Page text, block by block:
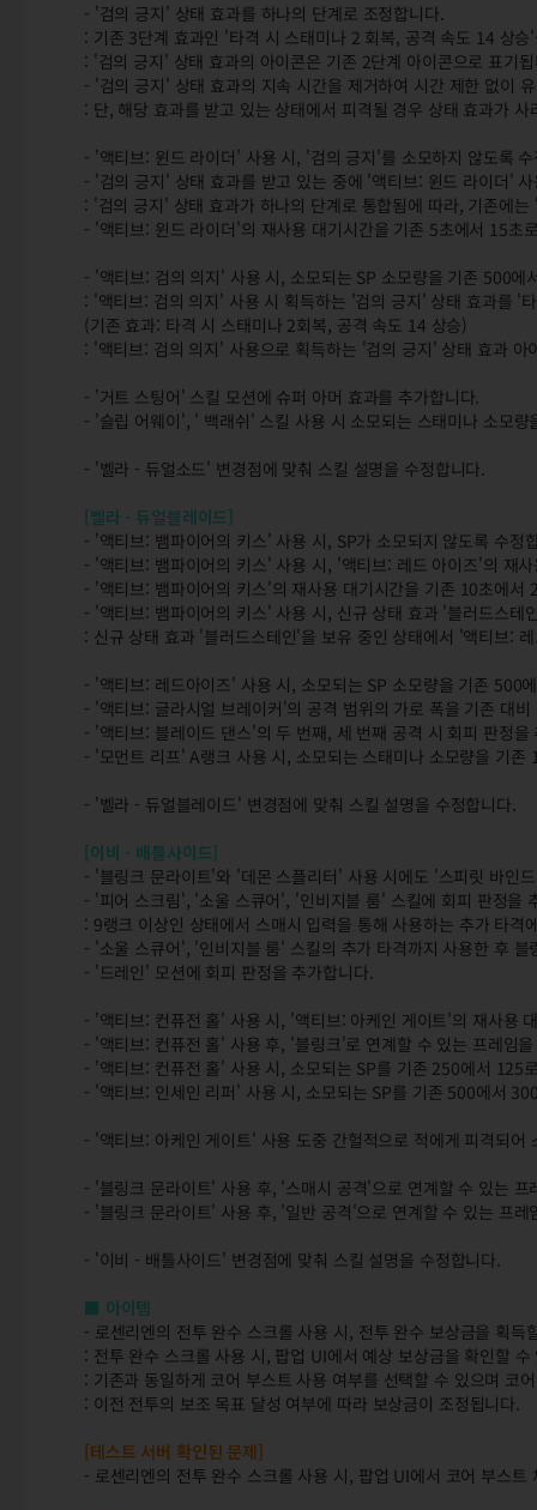
- '검의 긍지' 상태 효과를 하나의 단계로 조정합니다.
: 기존 3단계 효과인 '타격 시 스태미나 2 회복, 공격 속도 14 상
: '검의 긍지' 상태 효과의 아이콘은 기존 2단계 아이콘으로 표기
- '검의 긍지' 상태 효과의 지속 시간을 제거하여 시간 제한 없이
: 단, 해당 효과를 받고 있는 상태에서 피격될 경우 상태 효과가
- '액티브: 윈드 라이더' 사용 시, '검의 긍지'를 소모하지 않도록
- '검의 긍지' 상태 효과를 받고 있는 중에 '액티브: 윈드 라이더'
: '검의 긍지' 상태 효과가 하나의 단계로 통합됨에 따라, 기존에
- '액티브: 윈드 라이더'의 재사용 대기시간을 기존 5초에서 15초
- '액티브: 검의 의지' 사용 시, 소모되는 SP 소모량을 기존 500
: '액티브: 검의 의지' 사용 시 획득하는 '검의 긍지' 상태 효과를 '
(기존 효과: 타격 시 스태미나 2회복, 공격 속도 14 상승)
: '액티브: 검의 의지' 사용으로 획득하는 '검의 긍지' 상태 효과 아
- '거트 스팅어' 스킬 모션에 슈퍼 아머 효과를 추가합니다.
- '슬립 어웨이', ' 백래쉬' 스킬 사용 시 소모되는 스태미나 소모
- '벨라 - 듀얼소드' 변경점에 맞춰 스킬 설명을 수정합니다.
[벨라 - 듀얼블레이드]
- '액티브: 뱀파이어의 키스' 사용 시, SP가 소모되지 않도록 수정
- '액티브: 뱀파이어의 키스' 사용 시, '액티브: 레드 아이즈'의 재
- '액티브: 뱀파이어의 키스'의 재사용 대기시간을 기존 10초에서
- '액티브: 뱀파이어의 키스' 사용 시, 신규 상태 효과 '블러드스테
: 신규 상태 효과 '블러드스테인'을 보유 중인 상태에서 '액티브:
- '액티브: 레드아이즈' 사용 시, 소모되는 SP 소모량을 기존 500
- '액티브: 글라시얼 브레이커'의 공격 범위의 가로 폭을 기존 대
- '액티브: 블레이드 댄스'의 두 번째, 세 번째 공격 시 회피 판정을
- '모먼트 리프' A랭크 사용 시, 소모되는 스태미나 소모량을 기
- '벨라 - 듀얼블레이드' 변경점에 맞춰 스킬 설명을 수정합니다.
[이비 - 배틀사이드]
- '블링크 문라이트'와 '데몬 스플리터' 사용 시에도 '스피릿 바인
- '피어 스크림', '소울 스큐어', '인비지블 룸' 스킬에 회피 판정을
: 9랭크 이상인 상태에서 스매시 입력을 통해 사용하는 추가 타격
- '소울 스큐어', '인비지블 룸' 스킬의 추가 타격까지 사용한 후
- '드레인' 모션에 회피 판정을 추가합니다.
- '액티브: 컨퓨전 홀' 사용 시, '액티브: 아케인 게이트'의 재사용
- '액티브: 컨퓨전 홀' 사용 후, '블링크'로 연계할 수 있는 프레임
- '액티브: 컨퓨전 홀' 사용 시, 소모되는 SP를 기존 250에서 125
- '액티브: 인세인 리퍼' 사용 시, 소모되는 SP를 기존 500에서
- '액티브: 아케인 게이트' 사용 도중 간헐적으로 적에게 피격되어
- '블링크 문라이트' 사용 후, '스매시 공격'으로 연계할 수 있는
- '블링크 문라이트' 사용 후, '일반 공격'으로 연계할 수 있는 프
- '이비 - 배틀사이드' 변경점에 맞춰 스킬 설명을 수정합니다.
■ 아이템
- 로센리엔의 전투 완수 스크롤 사용 시, 전투 완수 보상금을 획득
: 전투 완수 스크롤 사용 시, 팝업 UI에서 예상 보상금을 확인할 수
: 기존과 동일하게 코어 부스트 사용 여부를 선택할 수 있으며 코
: 이전 전투의 보조 목표 달성 여부에 따라 보상금이 조정됩니다.
[테스트 서버 확인된 문제]
- 로센리엔의 전투 완수 스크롤 사용 시, 팝업 UI에서 코어 부스